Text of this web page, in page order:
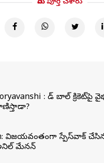
మీరు పూర్తి చేశారు
: రెడ్ బాల్ క్రికెట్‌పై
విజయవంతంగా స్పేస్‌వాక్‌
మేనన్